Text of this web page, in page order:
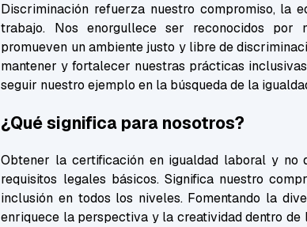
Discriminación refuerza nuestro compromiso, la
trabajo. Nos enorgullece ser reconocidos
promueven un ambiente justo y libre de
mantener y fortalecer nuestras prácticas
seguir nuestro ejemplo en la búsqueda de la
¿Qué significa para nosotros?
Obtener la certificación en igualdad laboral y
requisitos legales básicos. Significa nuestro
inclusión en todos los niveles. Fomentando la
enriquece la perspectiva y la creatividad dentro